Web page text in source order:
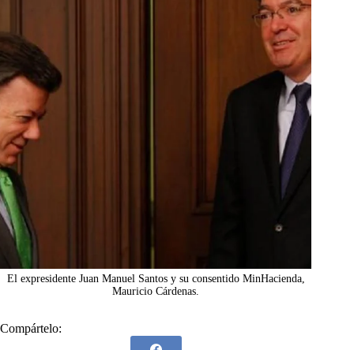
El expresidente Juan Manuel Santos y su consentido MinHacienda,
Mauricio Cárdenas.
Compártelo: